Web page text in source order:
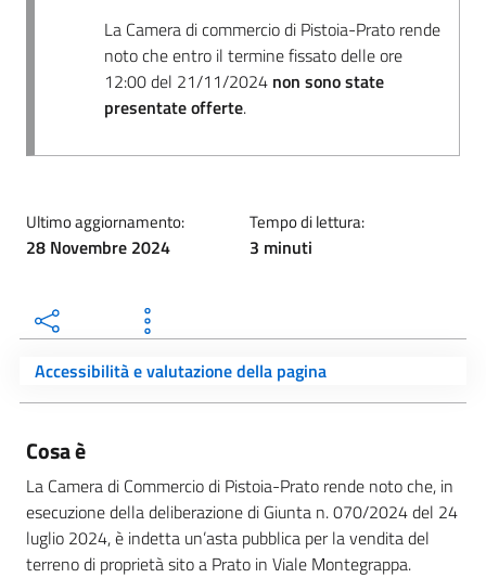
La Camera di commercio di Pistoia-Prato rende
noto che entro il termine fissato delle ore
12:00 del 21/11/2024 non sono state
presentate offerte.
Ultimo aggiornamento:
28 Novembre 2024
Tempo di lettura:
3 minuti
Accessibilità e valutazione della pagina
Cosa è
La Camera di Commercio di Pistoia-Prato rende noto che, in
esecuzione della deliberazione di Giunta n. 070/2024 del 24
luglio 2024, è indetta un’asta pubblica per la vendita del
terreno di proprietà sito a Prato in Viale Montegrappa.